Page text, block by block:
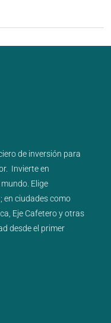
de inversión para
Invierte en
Elige
; en ciudades como
Eje Cafeteroyotras
desde el primer